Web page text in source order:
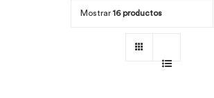
Mostrar 16 productos